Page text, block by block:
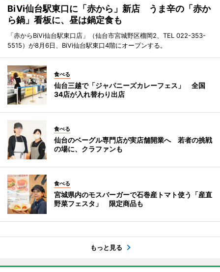
BiVi仙台駅東口に「赤から」新店 うま辛の「赤か
ら鍋」看板に、昼は鍋定食も
「赤からBiVi仙台駅東口店」（仙台市宮城野区榴岡2、TEL 022-353-
5515）が8月6日、BiVi仙台駅東口4階にオープンする。
食べる
仙台三越で「ジャパニーズカレーフェス」 全国
34店が入れ替わり出店
食べる
仙台のベーグル専門店が実店舗開業へ 若者の挑戦
の場に、クラファンも
食べる
宮城県内のモスバーガーで石巻産トマト使う「産直
野菜フェスタ」 限定商品も
もっと見る